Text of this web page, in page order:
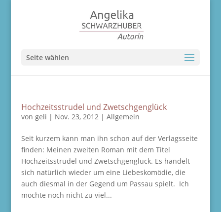
Seite wählen
Hochzeitsstrudel und Zwetschgenglück
von geli | Nov. 23, 2012| Allgemein
Seit kurzem kann man ihn schon auf der Verlagsseite
finden: Meinen zweiten Roman mit dem Titel
Hochzeitsstrudel und Zwetschgenglück. Es handelt
sich natürlich wieder um eine Liebeskomödie, die
auch diesmal in der Gegend um Passau spielt. Ich
möchte noch nicht zu viel...